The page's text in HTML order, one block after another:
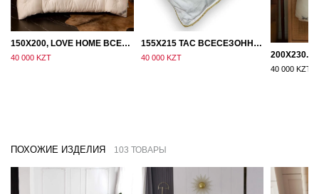
150Х200, LOVE HOME ВСЕСЕЗОННОЕ ОДЕЯЛО ИЗ ХЛОПКА С НАПОЛНИТЕЛЕМ МИКРОГЕЛЬ
40 000 KZT
155Х215 TAC ВСЕСЕЗОННОЕ ХЛОПКОВОЕ ОДЕЯЛО ИЗ БАМБУКОВОГО ВОЛОКНА
40 000 KZT
40 000 KZT
ПОХОЖИЕ ИЗДЕЛИЯ 103 ТОВАРЫ